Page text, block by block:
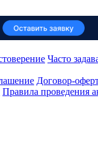
Часто
Договор-
Правила проведения